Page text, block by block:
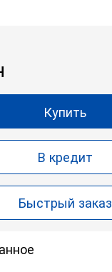
Купить
В кредит
Быстрый заказ